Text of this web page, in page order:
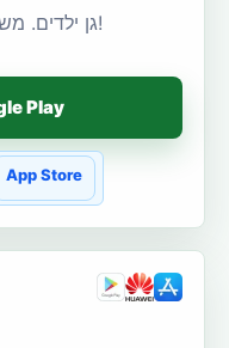
גן ילדים. משחק חינוכי: אכפתיות וגידול ילדכם!
Play
App Store